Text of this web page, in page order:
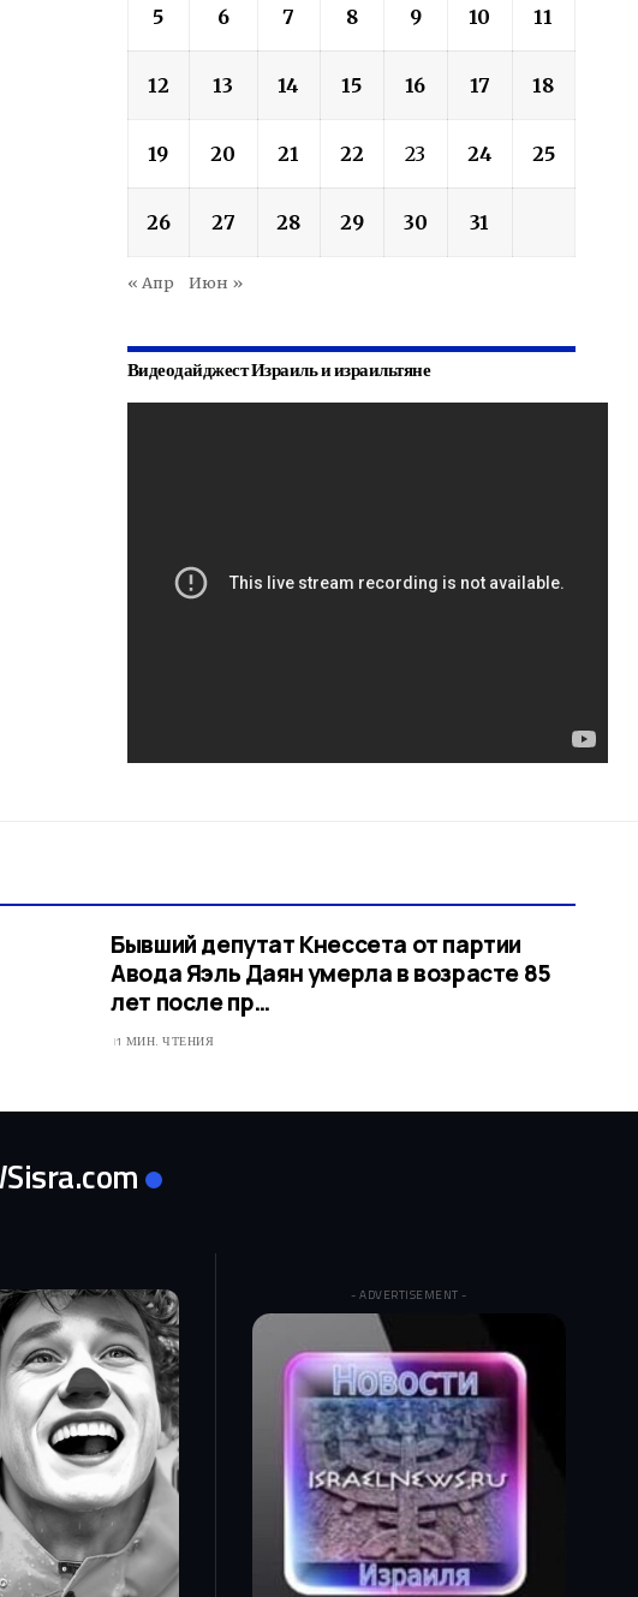
5 6 7 8 9 10 11
12 13 14 15 16 17 18
19 20 21 22 23 24 25
26 27 28 29 30 31
« Апр Июн »
Видеодайджест Израиль и израильтяне
Бывший депутат Кнессета от партии
Авода Яэль Даян умерла в возрасте 85
лет после пр…
1 МИН. ЧТЕНИЯ
- ADVERTISEMENT -